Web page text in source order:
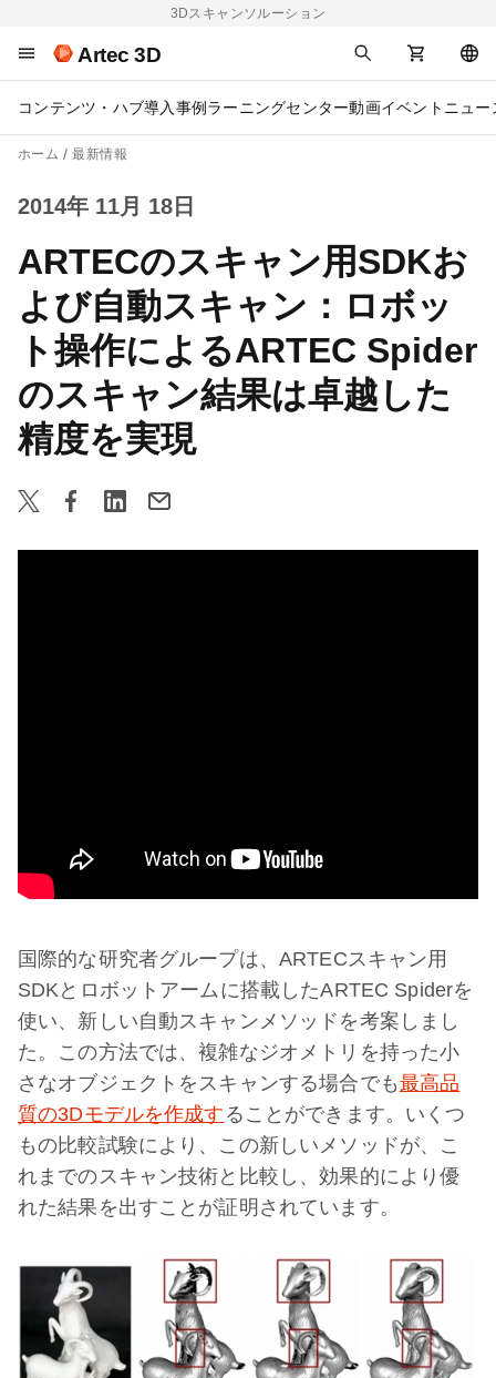
3Dスキャンソルーション
Artec 3D
コンテンツ・ハブ導入事例 ラーニングセンター動画イベント ニュー
ホーム 最新情報
2014年 11月 18日
ARTECのスキャン用SDKお
よび自動スキャン：ロボッ
ト操作によるARTEC Spider
のスキャン結果は卓越した
精度を実現
国際的な研究者グループは、ARTECスキャン用
SDKとロボットアームに搭載したARTEC Spiderを
使い、新しい自動スキャンメソッドを考案しまし
た。この方法では、複雑なジオメトリを持った小
さなオブジェクトをスキャンする場合でも最高品
質の3Dモデルを作成す ることができます。いくつ
もの比較試験により、この新しいメソッドが、こ
れまでのスキャン技術と比較し、効果的により優
れた結果を出すことが証明されています。